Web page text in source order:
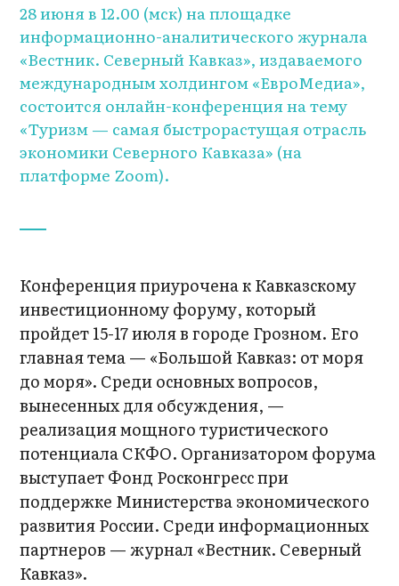
28 июня в 12.00 (мск) на площадке
информационно-аналитического журнала
«Вестник. Северный Кавказ», издаваемого
международным холдингом «ЕвроМедиа»,
состоится онлайн-конференция на тему
«Туризм — самая быстрорастущая отрасль
экономики Северного Кавказа» (на
платформе Zoom).
Конференция приурочена к Кавказскому
инвестиционному форуму, который
пройдет 15-17 июля в городе Грозном. Его
главная тема — «Большой Кавказ: от моря
до моря». Среди основных вопросов,
вынесенных для обсуждения, —
реализация мощного туристического
потенциала СКФО. Организатором форума
выступает Фонд Росконгресс при
поддержке Министерства экономического
развития России. Среди информационных
партнеров — журнал «Вестник. Северный
Кавказ».